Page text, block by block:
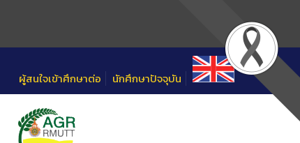
ผู้สนใจเข้าศึกษาต่อ นักศึกษาปัจจุบัน